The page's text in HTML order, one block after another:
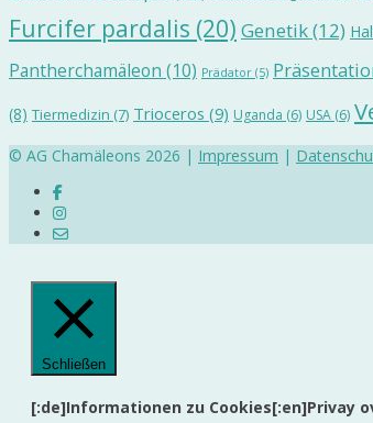
Furcifer pardalis (20) Genetik(12)
Pantherchamäleon (10) Prädator (5)
(8) Tiermedizin (7) Trioceros (9) Uganda (6) USA (6)
© AG Chamäleons 2026 | Impressum |
Schließen
[:de]Informationen zu Cookies[:en]Privay